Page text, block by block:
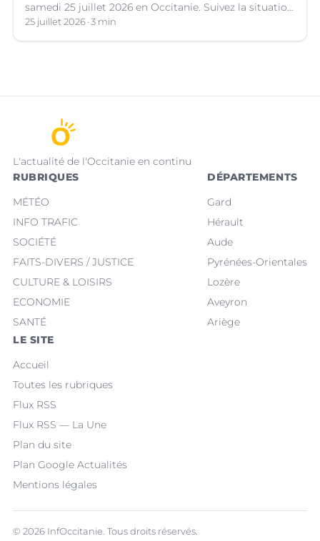
samedi 25 juillet 2026 en Occitanie. Suivez la situation
en direct.
25 juillet 2026 3 min
L'actualité de l'Occitanie en continu
RUBRIQUES
MÉTÉO
INFO TRAFIC
SOCIÉTÉ
FAITS-DIVERS / JUSTICE
CULTURE & LOISIRS
ECONOMIE
SANTÉ
DÉPARTEMENTS
Gard
Hérault
Aude
Pyrénées-Orientales
Lozère
Aveyron
Ariège
LE SITE
Accueil
Toutes les rubriques
Flux RSS
Flux RSS — La Une
Plan du site
Plan Google Actualités
Mentions légales
© 2026 InfOccitanie. Tous droits réservés.